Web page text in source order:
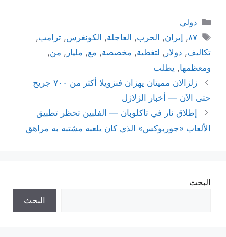
التصنيفات
دولي
الوسوم
٨٧, إيران, الحرب, العاجلة, الكونغرس,ترامب,
تكاليف, دولار , لتغطية, مخصصة, مع, مليار , من,
ومعظمها, يطلب
زلزالان مميتان يهزان فنزويلا أكثر من ٧٠٠ جريح
حتى الآن — أخبار الزلازل
إطلاق نار في تاكلوبان — الفلبين تحظر تطبيق
الألعاب «جوربوكس» الذي كان يلعبه مشتبه به مراهق
البحث
البحث